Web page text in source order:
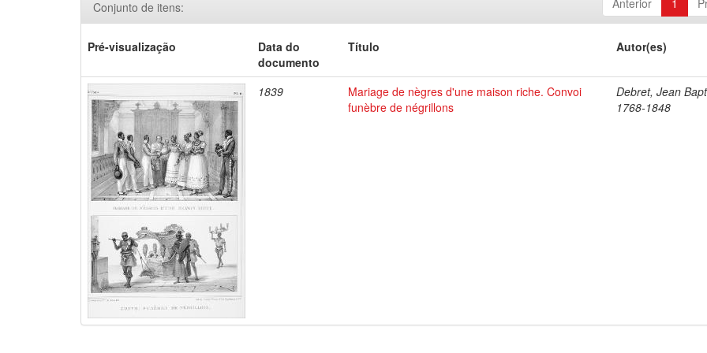
Anterior 1
Conjunto de itens:
Pré-visualização
Data do
documento
Título Autor(es)
1839
Mariage de nègres d'une maison riche. Convoi
funèbre de négrillons
Debret, Jean
1768-1848